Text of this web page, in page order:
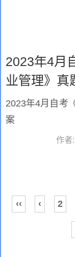
2023年4月
业管理》真
2023年4月自考
案
作者
‹‹ ‹ 2